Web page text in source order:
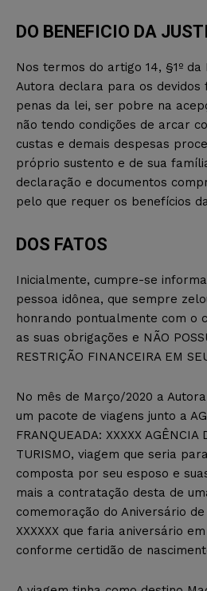
DO BENEFICIO DA
Nos termos do artigo 14, §1º da
Autora declara para os devidos
penas da lei, ser pobre na
não tendo condições de arcar
custas e demais despesas
próprio sustento e de sua
declaração e documentos
pelo que requer os benefícios
DOS FATOS
Inicialmente, cumpre-se
pessoa idônea, que sempre
honrando pontualmente com o
as suas obrigações e NÃO
RESTRIÇÃO FINANCEIRA EM
No mês de Março/2020 a
um pacote de viagens junto a
FRANQUEADA: XXXXX AGÊNCIA
TURISMO, viagem que seria
composta por seu esposo e
mais a contratação desta de
comemoração do Aniversário
XXXXXX que faria aniversário
conforme certidão de